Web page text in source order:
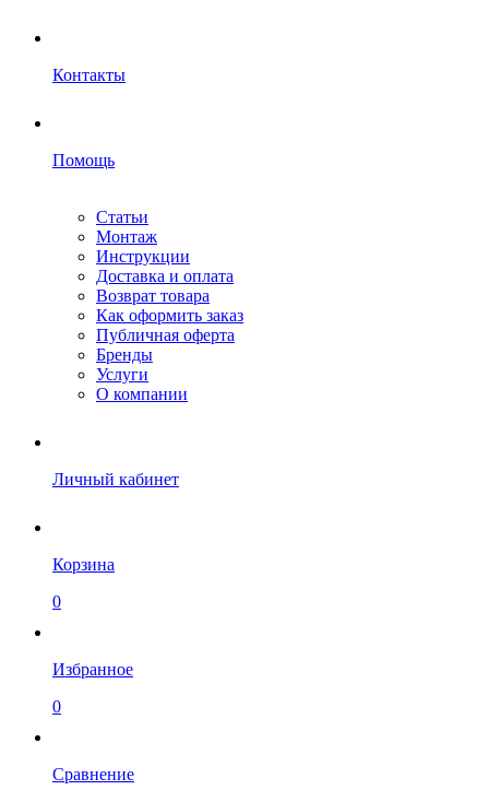
Контакты
Помощь
Статьи
Монтаж
Инструкции
Доставка и оплата
Возврат товара
Как оформить заказ
Публичная оферта
Бренды
Услуги
О компании
Личный кабинет
Корзина
0
Избранное
0
Сравнение